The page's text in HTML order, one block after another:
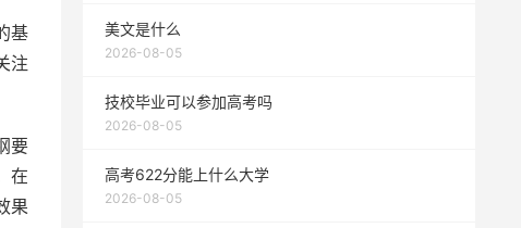
基
注
要
在
果
美文是什么
2026-08-05
技校毕业可以参加高考吗
2026-08-05
高考622分能上什么大学
2026-08-05